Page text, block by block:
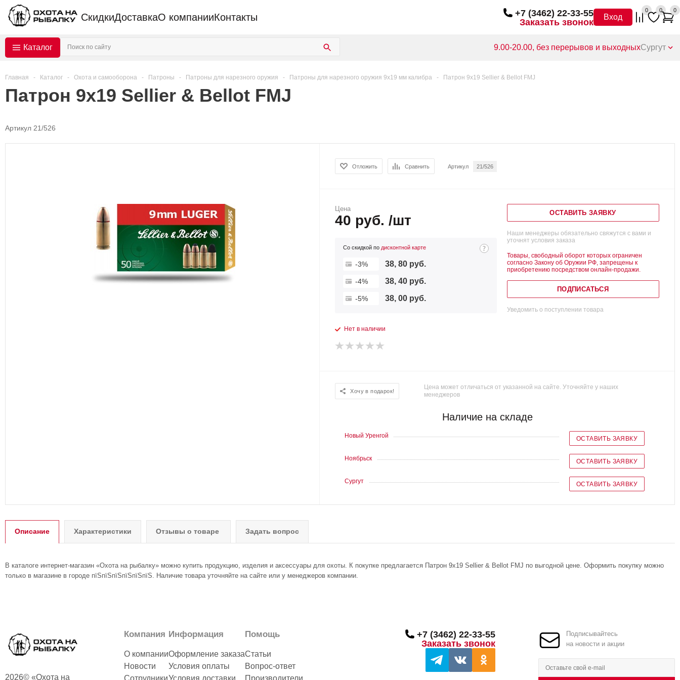
СкидкиДоставкаО компанииКонтакты
+7 (3462) 22-33-55
Заказать звонок
Вход
0 0 0
Каталог 9.00-20.00, без перерывов и выходныхСургут
Главная - Каталог - Охота и самооборона - Патроны - Патроны для нарезного оружия - Патроны для нарезного оружия 9х19 мм калибра - Патрон 9х19 Sellier & Bellot FMJ
Патрон 9х19 Sellier & Bellot FMJ
Артикул 21/526
Отложить Сравнить Артикул 21/526
Цена
40 руб. /шт
Со скидкой подисконтной карте
-3% 38, 80 руб.
-4% 38, 40 руб.
-5% 38, 00 руб.
Нет в наличии
ОСТАВИТЬ ЗАЯВКУ
Наши менеджеры обязательно свяжутся с вами и
уточнят условия заказа
Товары, свободный оборот которых ограничен
согласно Закону об Оружии РФ, запрещены к
приобретению посредством онлайн-продажи.
ПОДПИСАТЬСЯ
Уведомить о поступлении товара
Хочу в подарок!
Цена может отличаться от указанной на сайте. Уточняйте у наших
менеджеров
Наличие на складе
Новый Уренгой ОСТАВИТЬ ЗАЯВКУ
Ноябрьск ОСТАВИТЬ ЗАЯВКУ
Сургут ОСТАВИТЬ ЗАЯВКУ
Описание Характеристики Отзывы о товаре Задать вопрос
В каталоге интернет-магазин «Охота на рыбалку» можно купить продукцию, изделия и аксессуары для охоты. К покупке предлагается Патрон 9х19 Sellier & Bellot FMJ по выгодной цене. Оформить покупку можно
только в магазине в городе пїЅпїЅпїЅпїЅпїЅпїЅ. Наличие товара уточняйте на сайте или у менеджеров компании.
2026© «Охота на
Компания
О компании
Новости
Информация
Оформление заказа
Условия оплаты
Помощь
Статьи
Вопрос-ответ
+7 (3462) 22-33-55
Заказать звонок
Подписывайтесь
на новости и акции